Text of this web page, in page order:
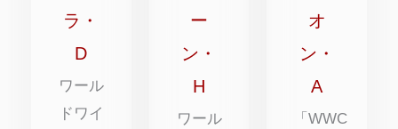
中
点
ラ・
D
ワール
ドワイ
中
5
ー
ン・
H
ワール
5
オ
ン・
A
「WWC